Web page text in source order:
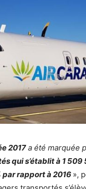
2017a été marquée
qui s’établit à 1
rapport à 2016 »,